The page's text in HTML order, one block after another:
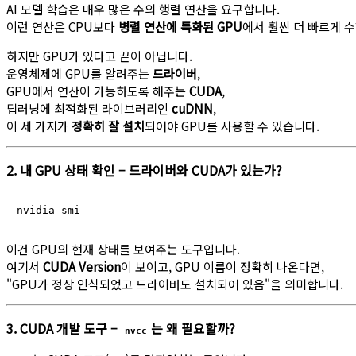
AI 모델 학습은 매우 많은 수의 행렬 연산을 요구합니다.
이런 연산은 CPU보다 병렬 연산에 특화된 GPU에서 훨씬 더 빠르게
하지만 GPU가 있다고 끝이 아닙니다.
운영체제에 GPU를 알려주는드라이버,
GPU에서 연산이 가능하도록 해주는CUDA,
딥러닝에 최적화된 라이브러리인 cuDNN,
이 세 가지가정확히 잘 설치되어야 GPU를 사용할 수 있습니다.
2. 내 GPU 상태 확인 – 드라이버와 CUDA가 있는가?
이건 GPU의 현재 상태를 보여주는 도구입니다.
여기서 CUDA Version이 보이고, GPU 이름이 정확히 나온다면,
"GPU가 정상 인식되었고 드라이버도 설치되어 있음"을 의미합니다.
3. CUDA 개발 도구 – nvcc 는 왜 필요할까?